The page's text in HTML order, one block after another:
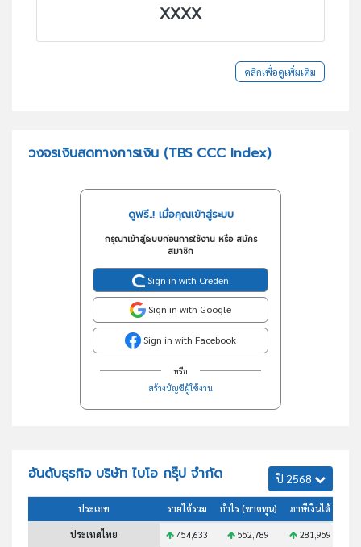
XXXX
คลิกเพื่อดูเพิ่มเติม
วงจรเงินสดทางการเงิน (TBS CCC Index)
ดูฟรี..! เมื่อคุณเข้าสู่ระบบ
กรุณาเข้าสู่ระบบก่อนการใช้งาน หรือ สมัคร
สมาชิก
Sign in with Creden
Sign in with Google
Sign in with Facebook
หรือ
สร้างบัญชีผู้ใช้งาน
อันดับธุรกิจ บริษัท ไบโอ กรุ๊ป จำกัด ปี 2568
ประเภท รายได้รวม กำไร (ขาดทุน) ภาษีเงินได้
ประเทศไทย 454,633 552,789 281,959